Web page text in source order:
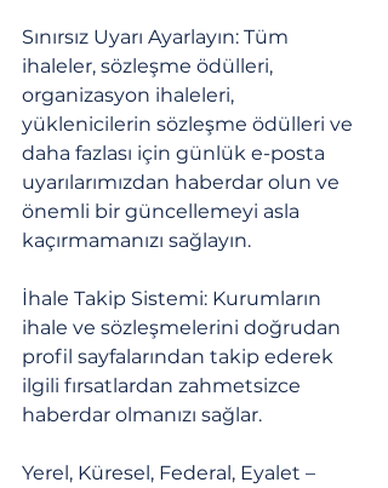
Sınırsız Uyarı Ayarlayın: Tüm
ihaleler, sözleşme ödülleri,
organizasyon ihaleleri,
yüklenicilerin sözleşme ödülleri ve
daha fazlası için günlük e-posta
uyarılarımızdan haberdar olun ve
önemli bir güncellemeyi asla
kaçırmamanızı sağlayın.
İhale Takip Sistemi: Kurumların
ihale ve sözleşmelerini doğrudan
profil sayfalarından takip ederek
ilgili fırsatlardan zahmetsizce
haberdar olmanızı sağlar.
Yerel, Küresel, Federal, Eyalet –